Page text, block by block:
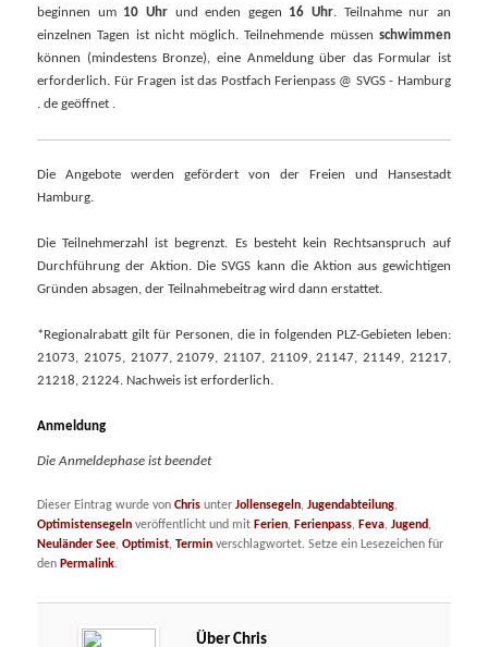
beginnen um 10 Uhrund enden gegen 16 Uhr. Teilnahme nur an
einzelnen Tagen ist nicht möglich. Teilnehmende müssen schwimmen
können (mindestens Bronze), eine Anmeldung über das Formular ist
erforderlich. Für Fragen ist das Postfach Ferienpass @ SVGS - Hamburg
. de geöffnet .
Die Angebote werden gefördert von der Freien und Hansestadt
Hamburg.
Die Teilnehmerzahl ist begrenzt. Es besteht kein Rechtsanspruch auf
Durchführung der Aktion. Die SVGS kann die Aktion aus gewichtigen
Gründen absagen, der Teilnahmebeitrag wird dann erstattet.
*Regionalrabatt gilt für Personen, die in folgenden PLZ-Gebieten leben:
21073, 21075, 21077, 21079, 21107, 21109, 21147, 21149, 21217,
21218, 21224. Nachweis ist erforderlich.
Anmeldung
Die Anmeldephase ist beendet
Dieser Eintrag wurde vonChris unterJollensegeln,Jugendabteilung,
Optimistensegeln veröffentlicht und mit Ferien, Ferienpass, Feva,Jugend,
Neuländer See,Optimist,Termin verschlagwortet. Setze ein Lesezeichen für
den Permalink.
Über Chris